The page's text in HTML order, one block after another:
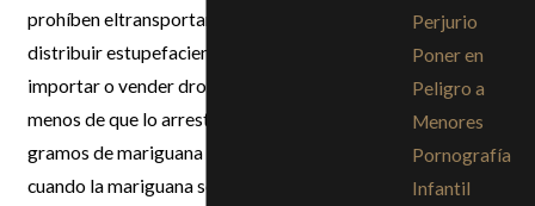
prohíben eltransportar, importar y vender o
distribuir estupefacientes. Transportar,
importar o vender drogas es un delito mayor, a
menos de que lo arresten con menos de 28.5
gramos de mariguana (cannabis) y siempre y
cuando la mariguana sea para su uso personal,
Perjurio
Poner en
Peligro a
Menores
Pornografía
Infantil